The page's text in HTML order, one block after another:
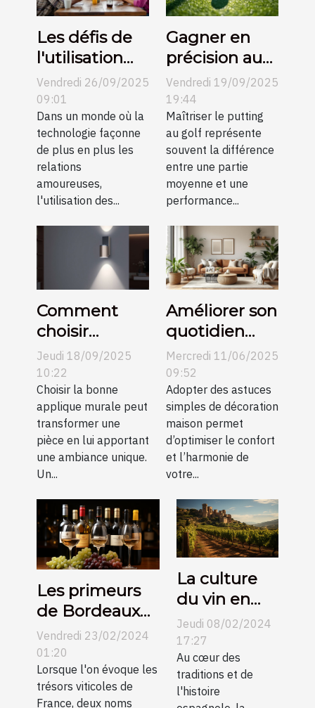
Les défis de
l'utilisation
des
plateformes
de rencontre
en petites
communes
Vendredi 26/09/2025
09:01
Dans un monde où la
technologie façonne
de plus en plus les
relations
amoureuses,
l'utilisation des...
Gagner en
précision au
putting grâce
aux conseils
vidéo
Vendredi 19/09/2025
19:44
Maîtriser le putting
au golf représente
souvent la différence
entre une partie
moyenne et une
performance...
Comment
choisir
l’applique
murale
parfaite pour
votre espace
?
Jeudi 18/09/2025
10:22
Choisir la bonne
applique murale peut
transformer une
pièce en lui apportant
une ambiance unique.
Un...
Améliorer son
quotidien
avec des
astuces
simples de
décoration
maison
Mercredi 11/06/2025
09:52
Adopter des astuces
simples de décoration
maison permet
d’optimiser le confort
et l’harmonie de
votre...
Les primeurs
de Bordeaux
contre
Bourgogne :
une
comparaison
Vendredi 23/02/2024
01:20
Lorsque l'on évoque les
trésors viticoles de
France, deux noms
La culture
du vin en
Espagne et
son
évolution au
fil des
siècles
Jeudi 08/02/2024
17:27
Au cœur des
traditions et de
l'histoire